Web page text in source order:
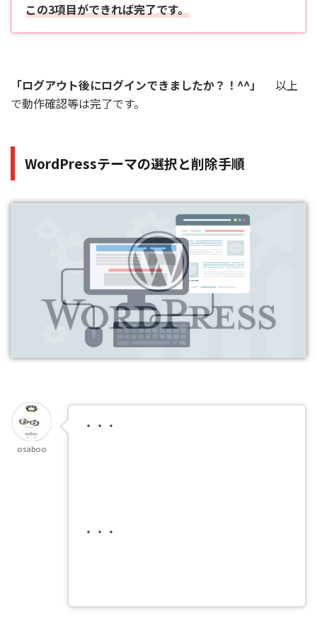
この3項目ができれば完了です。
「ログアウト後にログインできましたか？！^^」
以上
で動作確認等は完了です。
WordPressテーマの選択と削除手順
osaboo
め
『テーマ』を選択します。